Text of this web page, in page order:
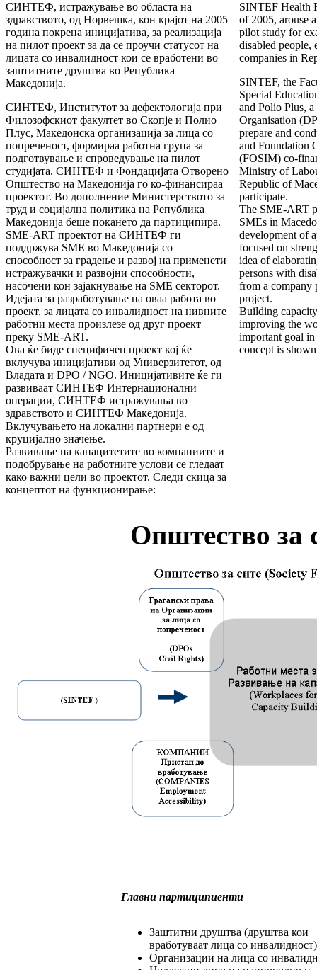
СИНТЕФ, истражување во областа на
здравството, од Норвешка, кон крајот на 2005
година покрена иницијатива, за реализација
на пилот проект за да се проучи статусот на
лицата со инвалидност кои се вработени во
заштитните друштва во Република
Македонија.
СИНТЕФ, Институтот за дефектологија при
Филозофскиот факултет во Скопје и Полио
Плус, Македонска организација за лица со
попреченост, формираа работна група за
подготвување и спроведување на пилот
студијата. СИНТЕФ и Фондацијата Отворено
Општество на Македонија го ко-финансираа
проектот. Во дополнение Министерството за
труд и социјална политика на Република
Македонија беше покането да партиципира.
SME-ART проектот на СИНТЕФ ги
поддржува SME во Македонија со
способност за градење и развој на применети
истражувачки и развојни способности,
насочени кон зајакнување на SME секторот.
Идејата за разработување на оваа работа во
проект, за лицата со инвалидност на нивните
работни места произлезе од друг проект
преку SME-ART.
Ова ќе биде специфичен проект кој ќе
вклучува иницијативи од Универзитетот, од
Владата и DPO / NGO. Иницијативите ќе ги
развиваат СИНТЕФ Интернационални
операции, СИНТЕФ истражувања во
здравството и СИНТЕФ Македонија.
Вклучувањето на локални партнери е од
круцијално значење.
Развивање на капацитетите во компаниите и
подобрување на работните услови се гледаат
како важни цели во проектот. Следи скица за
концептот на функционирање:
SINTEF Health
of 2005, arouse
pilot study for
disabled people,
companies in
SINTEF, the
Special
and Polio Plus, a
Organisation
prepare and
and Foundation
(FOSIM) co-
Ministry of
Republic of
participate.
The SME-ART
SMEs in
development of
focused on
idea of
persons with
from a company
project.
Building
improving the
important goal
concept is
Општество за
Главни партиципиенти
Заштитни друштва (друштва кои
вработуваат лица со
Организации на лица со